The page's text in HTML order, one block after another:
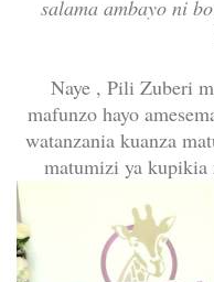
salama ambayo ni
Naye , Pili Zuberi
mafunzo hayo
watanzania kuanza
matumizi ya kupikia